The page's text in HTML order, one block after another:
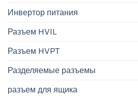
Инвертор питания
Разъем HVIL
Разъем HVPT
Разделяемые разъемы
разъем для ящика